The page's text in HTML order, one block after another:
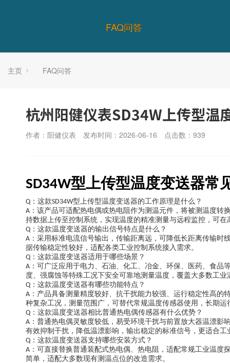
FAQ问答
主页 FAQ问答
杭州阳健仪表SD34W上传型温
作者：阳健仪表 发布时间：2026-06-16 点击数： 939
SD34W型上传型温度变送器常
Q ：这款SD34W型上传型温度变送器的工作原理是什么？
A ：该产品可适配热电偶或热电阻作为测温元件，将被测温度
持数据上传至控制系统，实现温度的精准测量与远程监控，可
Q ：这款温度变送器的输出信号特点是什么？
A ：采用标准电流信号输出，传输距离远，可降低长距离传输
据传输稳定性较好，适配各类工业控制系统接入需求。
Q ：这款温度变送器适用于哪些场景？
A ：可广泛应用于电力、石油、化工、冶金、环保、医药、食
度、强腐蚀等特殊工况下安全可靠地测量温度，覆盖大多数工业
Q ：这款温度变送器有哪些功能特点？
A ：产品具备测量精度较好、抗干扰能力较强、运行稳定性高
种复杂工况，测量范围广，可替代常规温度传感器使用，长期运
Q ：这款温度变送器相比普通热电偶传感器有什么优势？
A ：普通热电偶灵敏度较低，易受环境干扰与前置放大器温漂
有效抑制干扰，降低温漂影响，输出稳定的标准信号，更适合
Q ：这款温度变送器支持哪些安装方式？
A ：可直接替换普通装配式热电偶、热电阻，适配常规工业温
简单，适配大多数现有测温点位的改造需求。